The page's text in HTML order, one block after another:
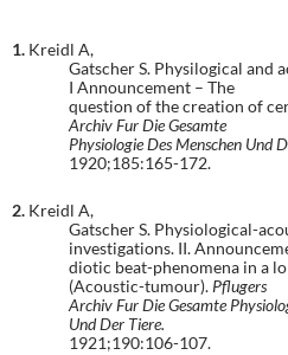
1. Kreidl A,
Gatscher S. Physilogical and
I Announcement – The
question of the creation of
Archiv Fur Die Gesamte
Physiologie Des Menschen Und
1920;185:165-172.
2. Kreidl A,
Gatscher S. Physiological-
investigations. II.
diotic beat-phenomena in a
(Acoustic-tumour). Pflugers
Archiv Fur Die Gesamte
Und Der Tiere.
1921;190:106-107.